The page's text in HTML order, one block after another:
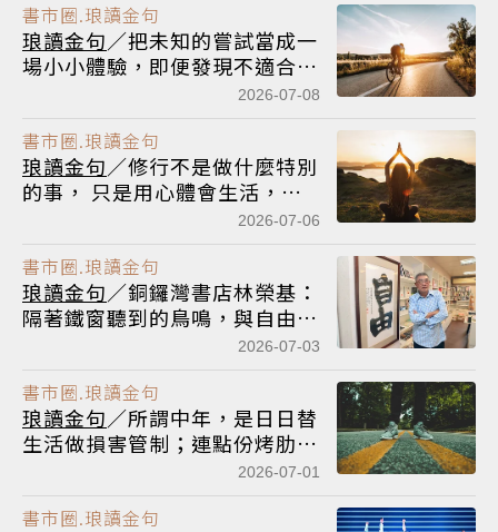
書市圈.琅讀金句
琅讀金句／把未知的嘗試當成一
場小小體驗，即便發現不適合，
也是為下次成功儲備的幸運養分
2026-07-08
書市圈.琅讀金句
琅讀金句／修行不是做什麼特別
的事， 只是用心體會生活，並
2026-07-06
書市圈.琅讀金句
琅讀金句／銅鑼灣書店林榮基：
隔著鐵窗聽到的鳥鳴，與自由時
2026-07-03
書市圈.琅讀金句
琅讀金句／所謂中年，是日日替
生活做損害管制；連點份烤肋排
與啤酒，都得先計算代價2026-07-01
書市圈.琅讀金句